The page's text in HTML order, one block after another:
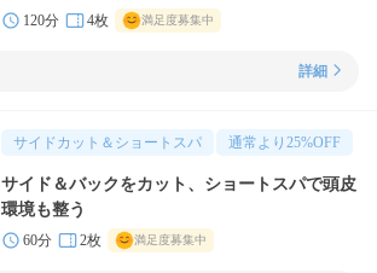
120分 4枚 満足度募集中
詳細
サイドカット＆ショートスパ 通常より 25%OFF
サイド＆バックをカット、ショートスパで頭皮
環境も整う
60分 2枚 満足度募集中